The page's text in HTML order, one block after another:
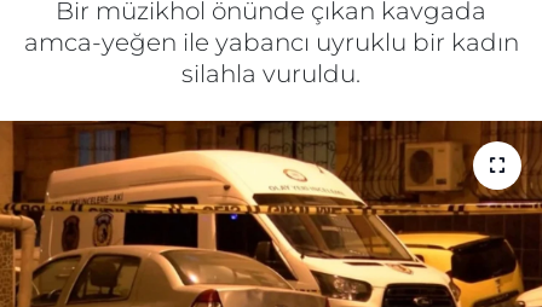
Bir müzikhol önünde çıkan kavgada
amca-yeğen ile yabancı uyruklu bir kadın
silahla vuruldu.
SAĞLIK
SPOR
MAGAZİN
ESKİŞEHİRSPOR
Haber Arşivi